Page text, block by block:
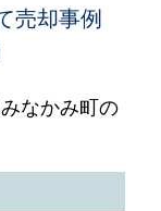
売却事例
なかみ町の